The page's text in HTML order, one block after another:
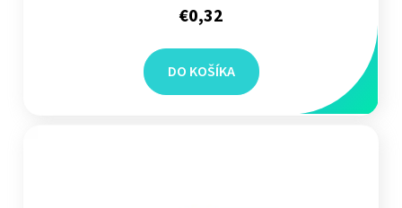
€0,32
DO KOŠÍKA